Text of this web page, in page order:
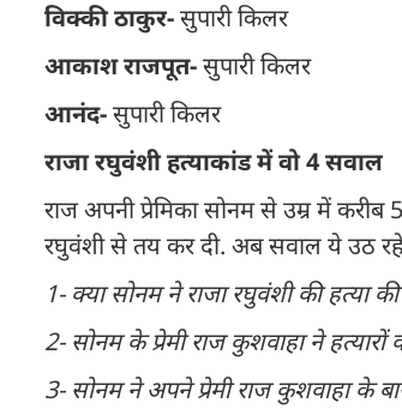
विक्की ठाकुर-सुपारी किलर
आकाश राजपूत-सुपारी किलर
आनंद-सुपारी किलर
राजा रघुवंशी हत्याकांड में वो 4 सवाल
राज अपनी प्रेमिका सोनम से उम्र में
रघुवंशी से तय कर दी. अब सवाल ये उठ
1- क्या सोनम ने राजा रघुवंशी की हत्या की
2- सोनम के प्रेमी राज कुशवाहा ने हत्यारों
3- सोनम ने अपने प्रेमी राज कुशवाहा के